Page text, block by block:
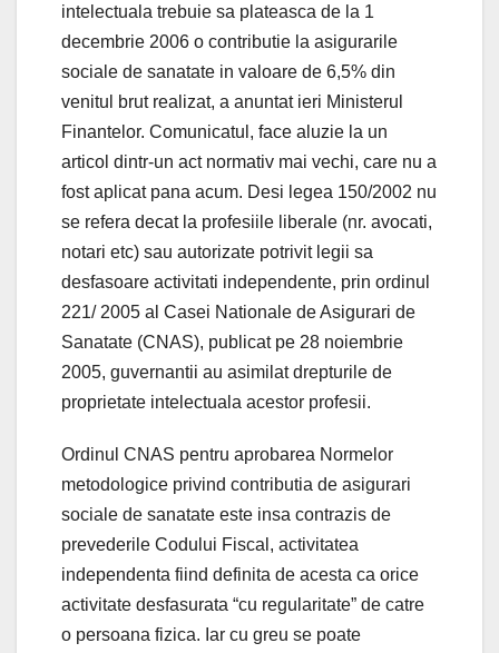
intelectuala trebuie sa plateasca de la 1
decembrie 2006 o contributie la asigurarile
sociale de sanatate in valoare de 6,5% din
venitul brut realizat, a anuntat ieri Ministerul
Finantelor. Comunicatul, face aluzie la un
articol dintr-un act normativ mai vechi, care nu a
fost aplicat pana acum. Desi legea 150/2002 nu
se refera decat la profesiile liberale (nr. avocati,
notari etc) sau autorizate potrivit legii sa
desfasoare activitati independente, prin ordinul
221/ 2005 al Casei Nationale de Asigurari de
Sanatate (CNAS), publicat pe 28 noiembrie
2005, guvernantii au asimilat drepturile de
proprietate intelectuala acestor profesii.
Ordinul CNAS pentru aprobarea Normelor
metodologice privind contributia de asigurari
sociale de sanatate este insa contrazis de
prevederile Codului Fiscal, activitatea
independenta fiind definita de acesta ca orice
activitate desfasurata “cu regularitate” de catre
o persoana fizica. Iar cu greu se poate